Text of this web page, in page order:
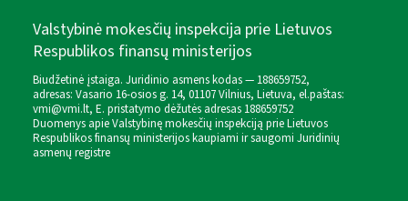
Valstybinė mokesčių inspekcija prie Lietuvos
Respublikos finansų ministerijos
Biudžetinė įstaiga. Juridinio asmens kodas — 188659752,
adresas: Vasario 16-osios g. 14, 01107 Vilnius, Lietuva, el.paštas:
vmi@vmi.lt, E. pristatymo dėžutės adresas 188659752
Duomenys apie Valstybinę mokesčių inspekciją prie Lietuvos
Respublikos finansų ministerijos kaupiami ir saugomi Juridinių
asmenų registre